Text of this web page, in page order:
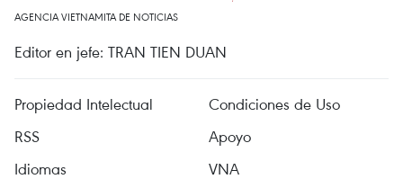
AGENCIA VIETNAMITA DE NOTICIAS
Editor en jefe: TRAN TIEN DUAN
Propiedad Intelectual
Condiciones de Uso
RSS
Apoyo
Idiomas
VNA